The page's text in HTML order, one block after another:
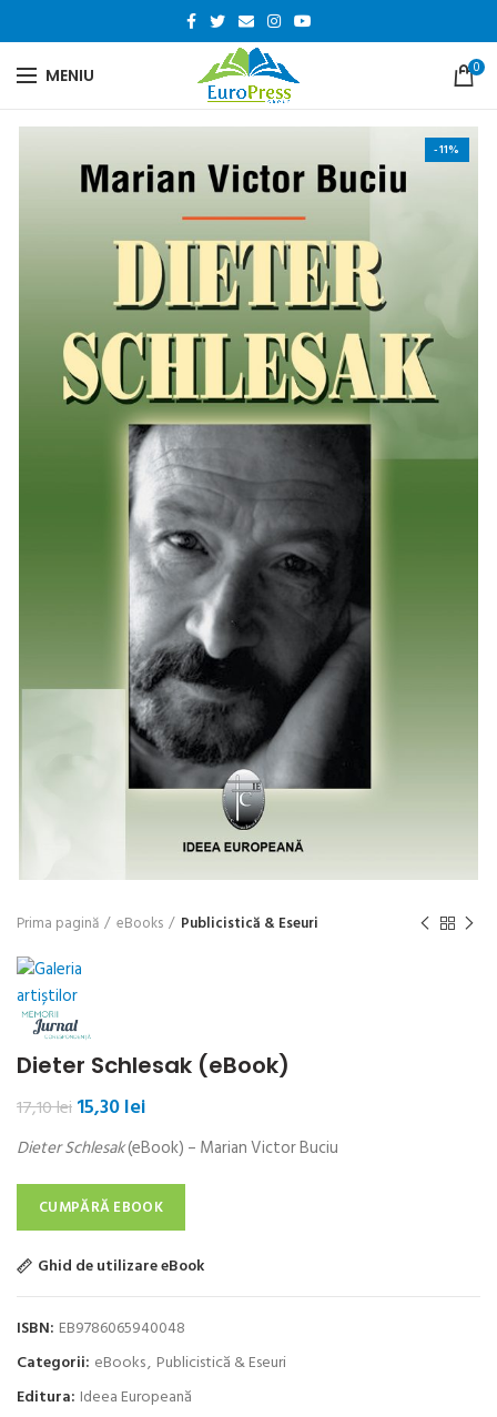
MENIU 0
-11%
Prima pagină eBooks Publicistică & Eseuri
Dieter Schlesak (eBook)
17,10leiPrețul
a
fost:
17,10 lei.
15,30lei
este:
15,30 lei.
Dieter Schlesak(eBook) – Marian Victor Buciu
CUMPĂRĂ EBOOK
Ghid de utilizare eBook
ISBN: EB9786065940048
Categorii: eBooks, Publicistică & Eseuri
Editura: Ideea Europeană